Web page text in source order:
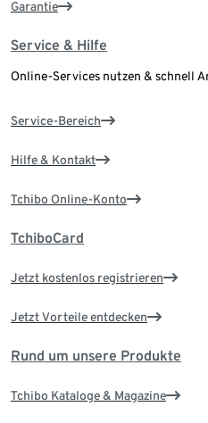
Garantie
Service & Hilfe
Online-Services nutzen & schnell
Service-Bereich
Hilfe & Kontakt
Tchibo Online-Konto
TchiboCard
Jetzt kostenlos registrieren
Jetzt Vorteile entdecken
Rund um unsere Produkte
Tchibo Kataloge & Magazine